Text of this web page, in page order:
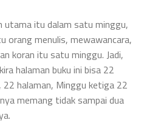
utama itu dalam satu minggu,
orang menulis, mewawancara,
koran itu satu minggu. Jadi,
halaman buku ini bisa 22
22 halaman, Minggu ketiga 22
memang tidak sampai dua